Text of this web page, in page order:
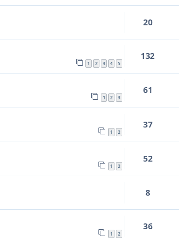
20
1 2 3 4 5
132
1 2 3
61
1 2
37
1 2
52
8
1 2
36